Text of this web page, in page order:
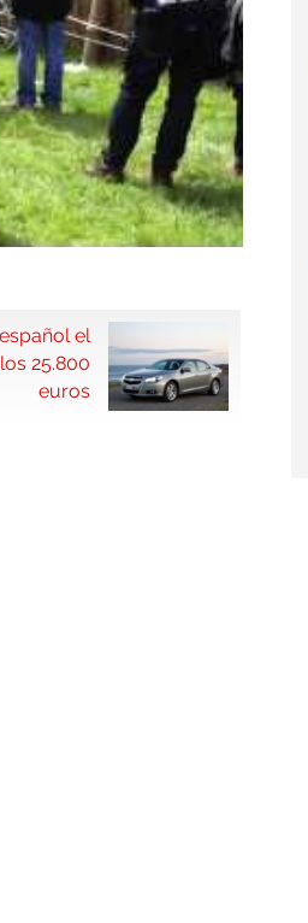
el
25.800
euros